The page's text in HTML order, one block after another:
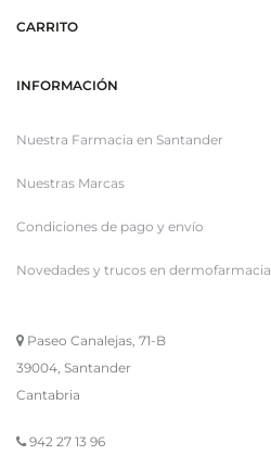
CARRITO
INFORMACIÓN
Nuestra Farmacia en Santander
Nuestras Marcas
Condiciones de pago y envío
Novedades y trucos en dermofarmacia
Paseo Canalejas, 71-B
39004, Santander
Cantabria
942 27 13 96